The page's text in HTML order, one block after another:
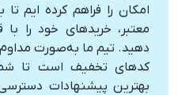
امکان را فراهم کرده ایم
معتبر، خریدهای خود را
دهید. تیم ما به‌صورت
کدهای تخفیف است تا
بهترین پیشنهادات